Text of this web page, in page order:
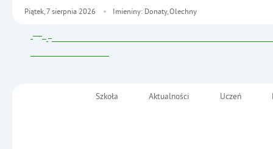
Piątek, 7 sierpnia 2026 Imieniny: Donaty, Olechny
Szkoła Aktualności Uczeń